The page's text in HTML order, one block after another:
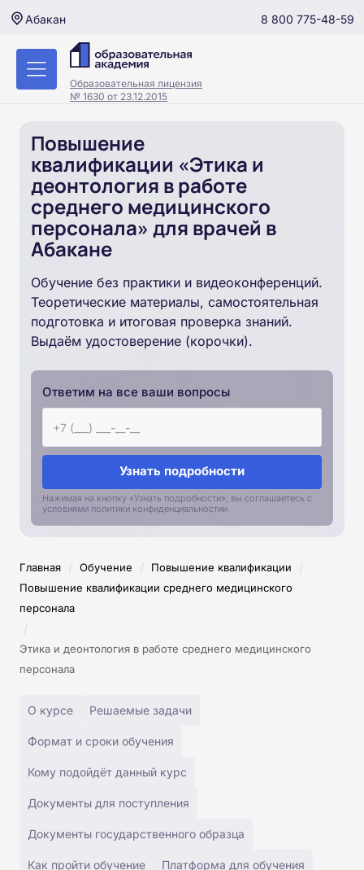
Абакан 8 800 775-48-59
Образовательная лицензия
№ 1630 от 23.12.2015
Повышение
квалификации «Этика и
деонтология в работе
среднего медицинского
персонала» для врачей в
Абакане
Обучение без практики и видеоконференций.
Теоретические материалы, самостоятельная
подготовка и итоговая проверка знаний.
Выдаём удостоверение (корочки).
Ответим на все ваши вопросы
Узнать подробности
Нажимая на кнопку «Узнать подробности», вы соглашаетесь с
условиями политики конфиденциальностии
Главная / Обучение / Повышение квалификации /
Повышение квалификации среднего медицинского
персонала
/
Этика и деонтология в работе среднего медицинского
персонала
О курсе Решаемые задачи
Формат и сроки обучения
Кому подойдёт данный курс
Документы для поступления
Документы государственного образца
Как пройти обучение Платформа для обучения